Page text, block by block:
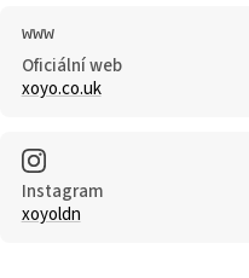
Oficiální web
xoyo.co.uk
Instagram
xoyoldn